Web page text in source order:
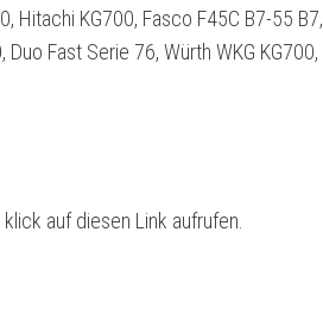
Hitachi KG700, Fasco F45C B7-55 B7,
Fast Serie 76, Würth WKG KG700,
auf diesen Link aufrufen.